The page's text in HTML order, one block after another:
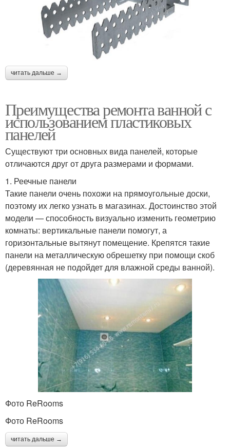
читать дальше →
Преимущества ремонта ванной с
использованием пластиковых
панелей
Существуют три основных вида панелей, которые
отличаются друг от друга размерами и формами.
1. Реечные панели
Такие панели очень похожи на прямоугольные доски,
поэтому их легко узнать в магазинах. Достоинство этой
модели — способность визуально изменить геометрию
комнаты: вертикальные панели помогут, а
горизонтальные вытянут помещение. Крепятся такие
панели на металлическую обрешетку при помощи скоб
(деревянная не подойдет для влажной среды ванной).
Фото ReRooms
Фото ReRooms
читать дальше →